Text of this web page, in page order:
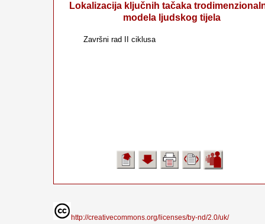
Lokalizacija ključnih tačaka
modela ljudskog tijela
Završni rad II ciklusa
http://creativecommons.org/licenses/by-nd/2.0/uk/